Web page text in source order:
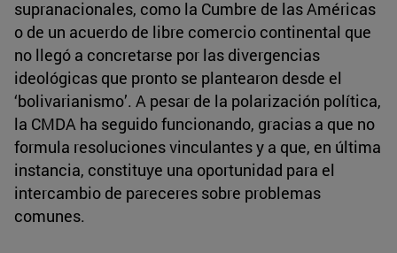
supranacionales, como la Cumbre de las Américas
o de un acuerdo de libre comercio continental que
no llegó a concretarse por las divergencias
ideológicas que pronto se plantearon desde el
‘bolivarianismo’. A pesar de la polarización política,
la CMDA ha seguido funcionando, gracias a que no
formula resoluciones vinculantes y a que, en última
instancia, constituye una oportunidad para el
intercambio de pareceres sobre problemas
comunes.